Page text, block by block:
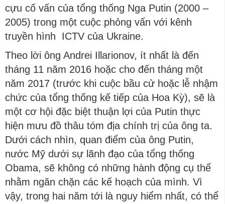
cựu cố vấn của tổng thống Nga Putin (2000 –
2005) trong một cuộc phỏng vấn với kênh
truyền hình ICTV của Ukraine.
Theo lời ông Andrei Illarionov, ít nhất là đến
tháng 11 năm 2016 hoặc cho đến tháng một
năm 2017 (trước khi cuộc bầu cử hoặc lễ nhậm
chức của tổng thống kế tiếp của Hoa Kỳ), sẽ là
một cơ hội đặc biệt thuận lợi của Putin thực
hiện mưu đồ thâu tóm địa chính trị của ông ta.
Dưới cách nhìn, quan điểm của ông Putin,
nước Mỹ dưới sự lãnh đạo của tổng thống
Obama, sẽ không có những hành động cụ thể
nhằm ngăn chặn các kế hoạch của mình. Vì
vậy, trong hai năm tới là nguy hiểm nhất, có thể